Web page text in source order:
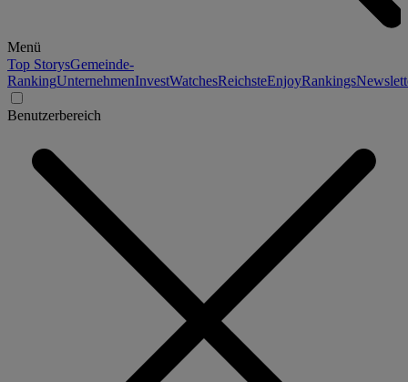
Menü
Top StorysGemeinde-
RankingUnternehmenInvestWatchesReichsteEnjoyRankings
Benutzerbereich